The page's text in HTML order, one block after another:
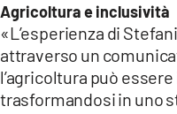
Agricoltura e inclusività
«L’esperienza di
attraverso un
l’agricoltura può
trasformandosi in uno